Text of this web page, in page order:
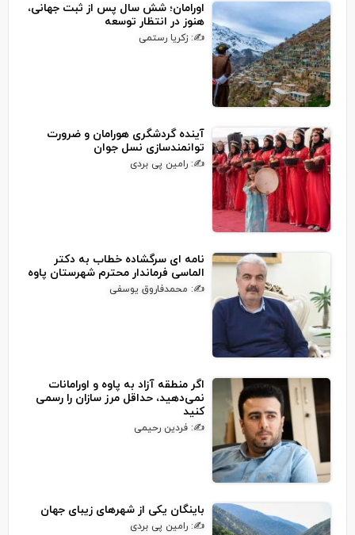
اورامان؛ شش سال پس از ثبت جهانی،
هنوز در انتظار توسعه
✍: زکریا رستمی
آینده گردشگری هورامان و ضرورت
توانمندسازی نسل جوان
✍: رامین پی بردی
نامه ای سرگشاده خطاب به دکتر
الماسی فرماندار محترم شهرستان پاوه
✍: محمدفاروق یوسفی
اگر منطقه آزاد به پاوه و اورامانات
نمی‌دهید، حداقل مرز سازان را رسمی
کنید
✍: فردین رحیمی
باینگان یکی از شهرهای زیبای جهان
✍: رامین پی بردی